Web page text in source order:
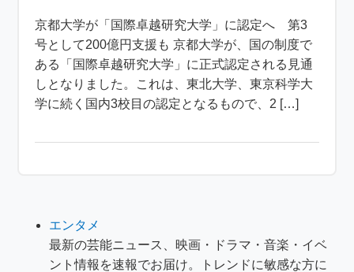
京都大学が「国際卓越研究大学」に認定へ 第3
号として200億円支援も 京都大学が、国の制度で
ある「国際卓越研究大学」に正式認定される見通
しとなりました。これは、東北大学、東京科学大
学に続く国内3校目の認定となるもので、2 […]
エンタメ
最新の芸能ニュース、映画・ドラマ・音楽・イベ
ント情報を速報でお届け。トレンドに敏感な方に